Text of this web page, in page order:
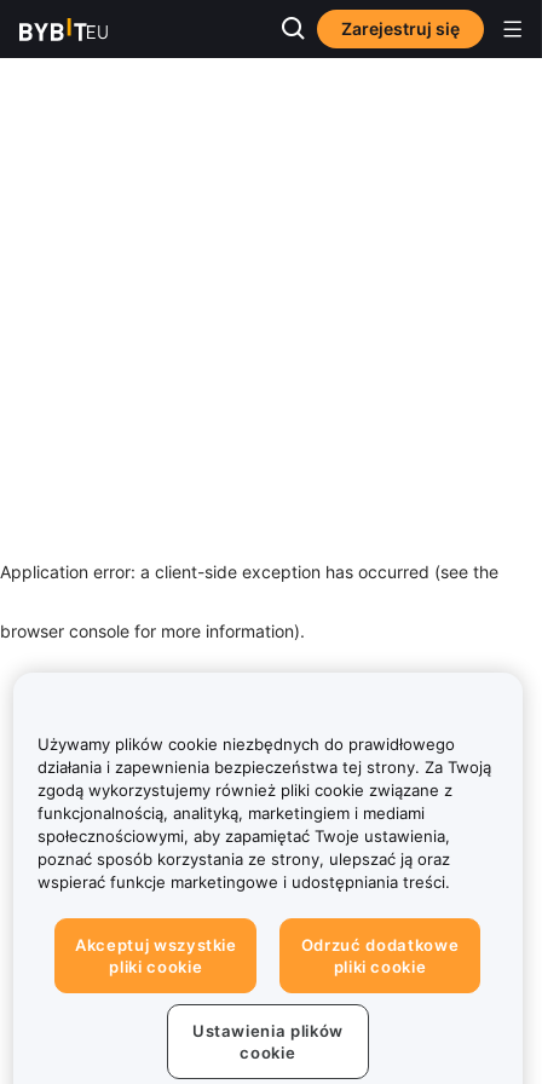
Zarejestruj się
Application error: a client-side exception has occurred (see the
browser console for more information).
Używamy plików cookie niezbędnych do prawidłowego
działania i zapewnienia bezpieczeństwa tej strony. Za Twoją
zgodą wykorzystujemy również pliki cookie związane z
funkcjonalnością, analityką, marketingiem i mediami
społecznościowymi, aby zapamiętać Twoje ustawienia,
poznać sposób korzystania ze strony, ulepszać ją oraz
wspierać funkcje marketingowe i udostępniania treści.
Akceptuj wszystkie
pliki cookie
Odrzuć dodatkowe
pliki cookie
Ustawienia plików
cookie